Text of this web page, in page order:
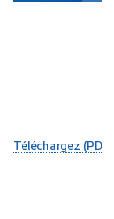
Téléchargez (PDF)